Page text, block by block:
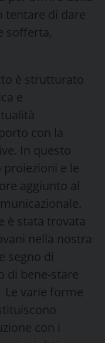
tentare di dare
sofferta,
è strutturato
e
con la
In questo
e le
aggiunto al
è stata trovata
nella nostra
segno di
di bene-stare
varie forme
con i